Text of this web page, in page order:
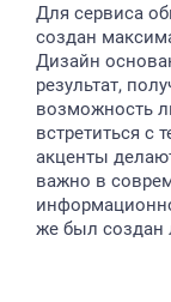
Для сервиса
создан
Дизайн
результат,
возможность
встретиться с
акценты
важно в
же был создан